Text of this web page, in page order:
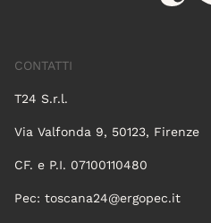
CONTATTI
T24 S.r.l.
Via Valfonda 9, 50123, Firenze
CF. e P.I. 07100110480
Pec: toscana24@ergopec.it